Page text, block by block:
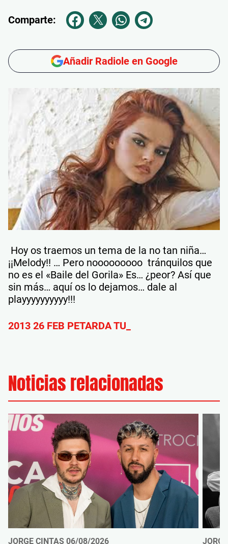
Comparte:
Añadir Radiole en Google
Hoy os traemos un tema de la no tan niña…
¡¡Melody!! … Pero nooooooooo tránquilos que
no es el «Baile del Gorila» Es… ¿peor? Así que
sin más… aquí os lo dejamos… dale al
playyyyyyyyyy!!!
2013 26 FEB PETARDA TU_
Noticias relacionadas
JORGE CINTAS 06/08/2026